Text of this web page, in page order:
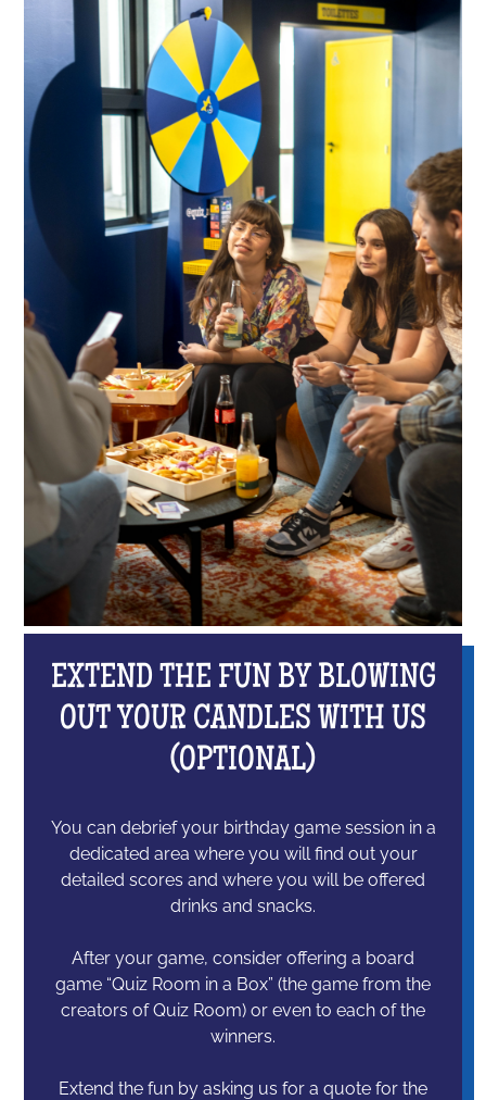
EXTEND THE FUN BY BLOWING
OUT YOUR CANDLES WITH US
(OPTIONAL)
You can debrief your birthday game session in a
dedicated area where you will find out your
detailed scores and where you will be offered
drinks and snacks.
After your game, consider offering a board
game “Quiz Room in a Box” (the game from the
creators of Quiz Room) or even to each of the
winners.
Extend the fun by asking us for a quote for the